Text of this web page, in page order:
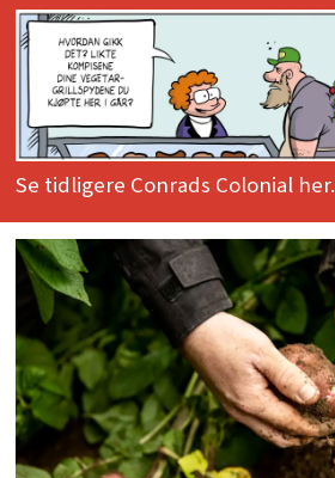
Se tidligere Conrads Colonial her.